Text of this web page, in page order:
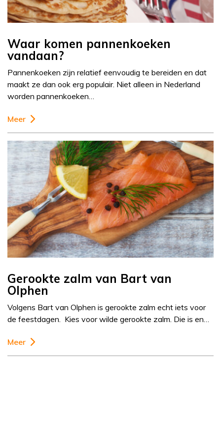
Waar komen pannenkoeken
vandaan?
Pannenkoeken zijn relatief eenvoudig te bereiden en dat
maakt ze dan ook erg populair. Niet alleen in Nederland
worden pannenkoeken…
Meer
Gerookte zalm van Bart van
Olphen
Volgens Bart van Olphen is gerookte zalm echt iets voor
de feestdagen. Kies voor wilde gerookte zalm. Die is en…
Meer